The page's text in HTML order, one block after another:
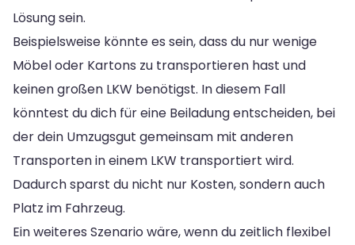
Lösung sein.
Beispielsweise könnte es sein, dass du nur wenige
Möbel oder Kartons zu transportieren hast und
keinen großen LKW benötigst. In diesem Fall
könntest du dich für eine Beiladung entscheiden, bei
der dein Umzugsgut gemeinsam mit anderen
Transporten in einem LKW transportiert wird.
Dadurch sparst du nicht nur Kosten, sondern auch
Platz im Fahrzeug.
Ein weiteres Szenario wäre, wenn du zeitlich flexibel